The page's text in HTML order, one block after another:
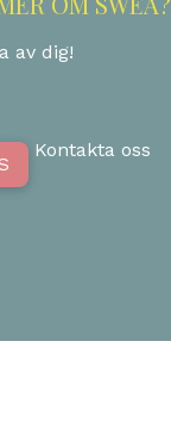
av dig!
Kontakta oss